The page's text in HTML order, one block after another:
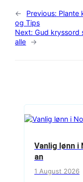
← Previous: Plante
og Tips
Next: Gud kryssord
alle →
Vanlig lønn i
an
1 August 2026